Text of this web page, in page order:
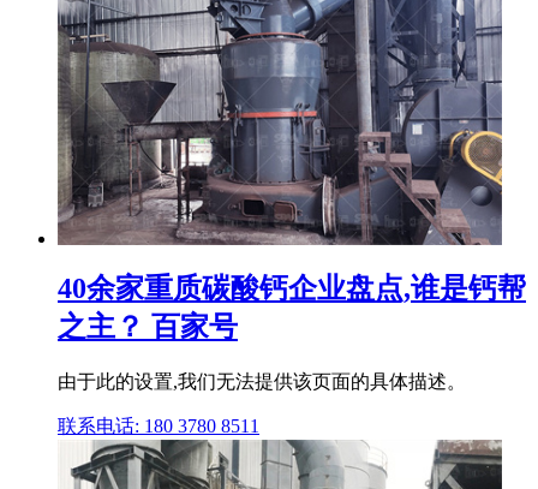
40余家重质碳酸钙企业盘点,谁是钙帮
之主？ 百家号
由于此的设置,我们无法提供该页面的具体描述。
联系电话: 180 3780 8511